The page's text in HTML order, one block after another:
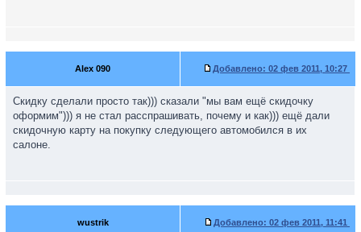
Alex 090 Добавлено: 02 фев 2011, 10:27
Скидку сделали просто так))) сказали "мы вам ещё скидочку
оформим"))) я не стал расспрашивать, почему и как))) ещё дали
скидочную карту на покупку следующего автомобился в их
салоне.
wustrik Добавлено: 02 фев 2011, 11:41